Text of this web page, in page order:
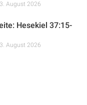
3. August 2026
Hesekiel 37:15-
3. August 2026